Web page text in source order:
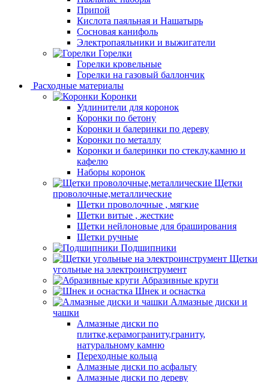
Припой
Кислота паяльная и Нашатырь
Сосновая канифоль
Электропаяльники и выжигатели
Горелки
Горелки кровельные
Горелки на газовый баллончик
Расходные материалы
Коронки
Удлинители для коронок
Коронки по бетону
Коронки и балеринки по дереву
Коронки по металлу
Коронки и балеринки по стеклу,камню и
кафелю
Наборы коронок
Щетки
проволочные,металлические
Щетки проволочные , мягкие
Щетки витые , жесткие
Щетки нейлоновые для браширования
Щетки ручные
Подшипники
Щетки
угольные на электроинструмент
Абразивные круги
Шнек и оснастка
Алмазные диски и
чашки
Алмазные диски по
плитке,керамограниту,граниту,
натуральному камню
Переходные кольца
Алмазные диски по асфальту
Алмазные диски по дереву